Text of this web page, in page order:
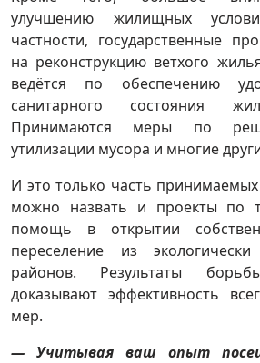
улучшению жилищных
частности, государственные
на реконструкцию ветхого
ведётся по обеспечению
санитарного состояния
Принимаются меры по
утилизации мусора и многие
И это только часть
можно назвать и проекты по
помощь в открытии
переселение из экологически
районов. Результаты
доказывают эффективность
мер.
— Учитывая ваш опыт